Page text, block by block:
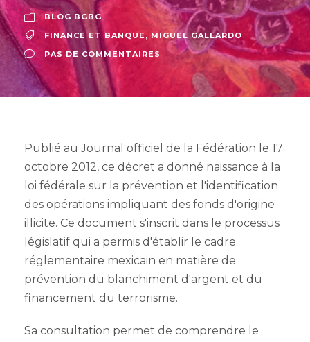
BLOG BGBG
FINANCE ET BANQUE, MIGUEL GALLARDO
PAS DE COMMENTAIRES
Publié au Journal officiel de la Fédération le 17
octobre 2012, ce décret a donné naissance à la
loi fédérale sur la prévention et l'identification
des opérations impliquant des fonds d'origine
illicite. Ce document s'inscrit dans le processus
législatif qui a permis d'établir le cadre
réglementaire mexicain en matière de
prévention du blanchiment d'argent et du
financement du terrorisme.
Sa consultation permet de comprendre le